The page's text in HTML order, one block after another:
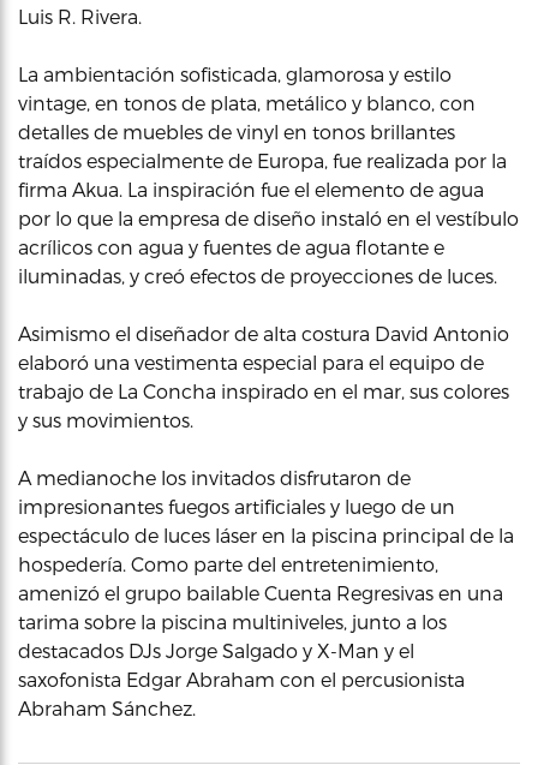
Luis R. Rivera.
La ambientación sofisticada, glamorosa y estilo
vintage, en tonos de plata, metálico y blanco, con
detalles de muebles de vinyl en tonos brillantes
traídos especialmente de Europa, fue realizada por la
firma Akua. La inspiración fue el elemento de agua
por lo que la empresa de diseño instaló en el vestíbulo
acrílicos con agua y fuentes de agua flotante e
iluminadas, y creó efectos de proyecciones de luces.
Asimismo el diseñador de alta costura David Antonio
elaboró una vestimenta especial para el equipo de
trabajo de La Concha inspirado en el mar, sus colores
y sus movimientos.
A medianoche los invitados disfrutaron de
impresionantes fuegos artificiales y luego de un
espectáculo de luces láser en la piscina principal de la
hospedería. Como parte del entretenimiento,
amenizó el grupo bailable Cuenta Regresivas en una
tarima sobre la piscina multiniveles, junto a los
destacados DJs Jorge Salgado y X-Man y el
saxofonista Edgar Abraham con el percusionista
Abraham Sánchez.